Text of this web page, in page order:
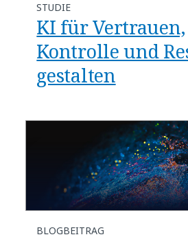
STUDIE
KI für Vertrauen,
Kontrolle und
gestalten
BLOGBEITRAG